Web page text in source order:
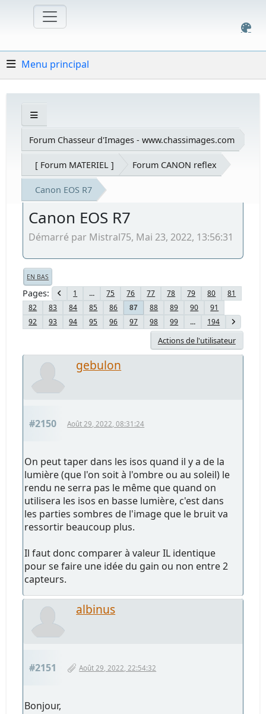
Menu principal
Forum Chasseur d'Images - www.chassimages.com
[ Forum MATERIEL ] Forum CANON reflex
Canon EOS R7
Canon EOS R7
Démarré par Mistral75, Mai 23, 2022, 13:56:31
EN BAS
Pages 1 ... 75 76 77 78 79 80
81
82
83 84 85 86 87 88 89 90
91
92
93 94 95 96 97 98 99 ... 194
Actions de l'utilisateur
gebulon
#2150 Août 29, 2022, 08:31:24
On peut taper dans les isos quand il y a de la
lumière (que l'on soit à l'ombre ou au soleil) le
rendu ne serra pas le même que quand on
utilisera les isos en basse lumière, c'est dans
les parties sombres de l'image que le bruit va
ressortir beaucoup plus.
Il faut donc comparer à valeur IL identique
pour se faire une idée du gain ou non entre 2
capteurs.
albinus
#2151 Août 29, 2022, 22:54:32
Bonjour,